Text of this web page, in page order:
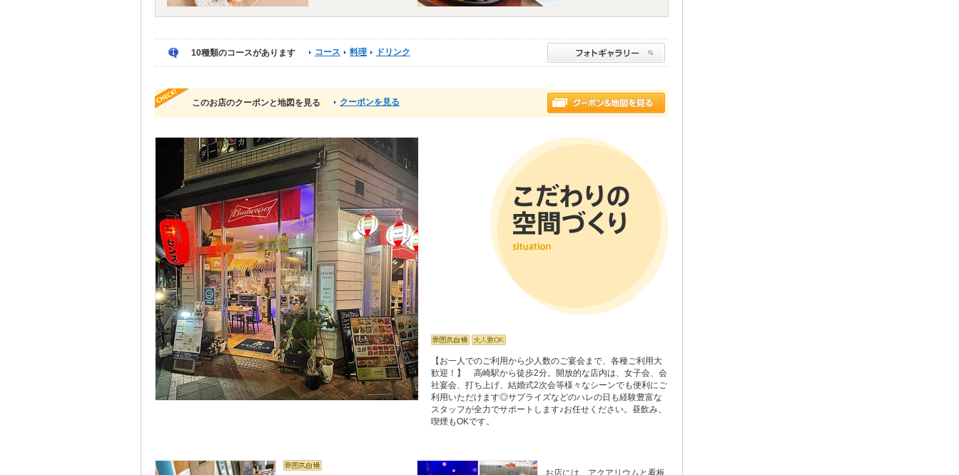
10種類のコースがあります コース 料理 ドリンク
このお店のクーポンと地図を見る クーポンを見る
【お一人でのご利用から少人数のご宴会まで、各種ご利用大
歓迎！】 高崎駅から徒歩2分。開放的な店内は、女子会、会
社宴会、打ち上げ、結婚式2次会等様々なシーンでも便利にご
利用いただけます◎サプライズなどのハレの日も経験豊富な
スタッフが全力でサポートします♪お任せください。昼飲み、
喫煙もOKです。
お店には、アクアリウムと看板